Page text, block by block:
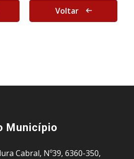
Voltar
Município
Cabral, Nº39, 6360-350,